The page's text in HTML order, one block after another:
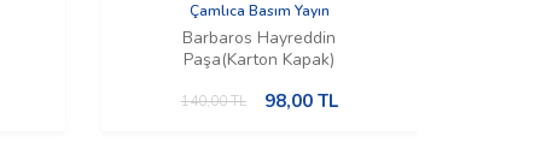
Çamlıca Basım Yayın
Barbaros Hayreddin
Paşa(Karton Kapak)
140,00TL 98,00TL